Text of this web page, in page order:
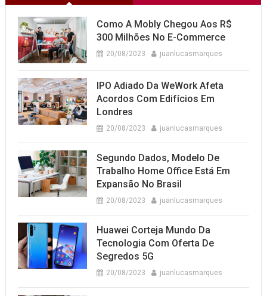
Como A Mobly Chegou Aos R$
300 Milhões No E-Commerce
20/08/2023 juanlucasmarques
IPO Adiado Da WeWork Afeta
Acordos Com Edifícios Em
Londres
20/08/2023 juanlucasmarques
Segundo Dados, Modelo De
Trabalho Home Office Está Em
Expansão No Brasil
20/08/2023 juanlucasmarques
Huawei Corteja Mundo Da
Tecnologia Com Oferta De
Segredos 5G
20/08/2023 juanlucasmarques